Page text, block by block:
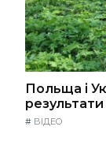
Польща і
# ВІДЕО